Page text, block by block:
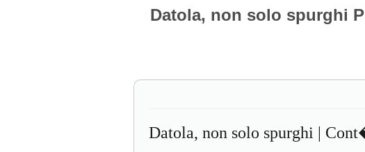
Datola, non solo spurghi
Datola, non solo spurghi |